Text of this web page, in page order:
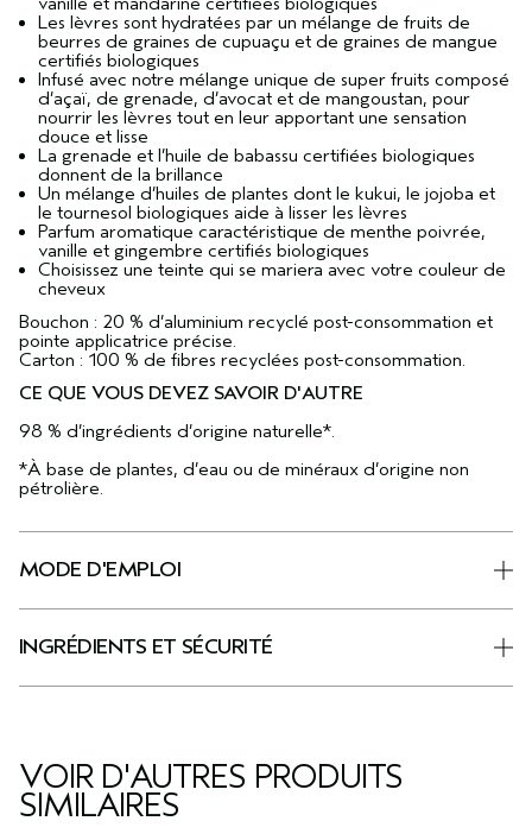
Les lèvres sont hydratées par un mélange de fruits de
beurres de graines de cupuaçu et de graines de mangue
certifiés biologiques
Infusé avec notre mélange unique de super fruits composé
d’açaï, de grenade, d’avocat et de mangoustan, pour
nourrir les lèvres tout en leur apportant une sensation
douce et lisse
La grenade et l’huile de babassu certifiées biologiques
donnent de la brillance
Un mélange d’huiles de plantes dont le kukui, le jojoba et
le tournesol biologiques aide à lisser les lèvres
Parfum aromatique caractéristique de menthe poivrée,
vanille et gingembre certifiés biologiques
Choisissez une teinte qui se mariera avec votre couleur de
cheveux
Bouchon : 20 % d’aluminium recyclé post-consommation et
pointe applicatrice précise.
Carton : 100 % de fibres recyclées post-consommation.
CE QUE VOUS DEVEZ SAVOIR D'AUTRE
98 % d’ingrédients d’origine naturelle*.
*À base de plantes, d’eau ou de minéraux d’origine non
pétrolière.
MODE D'EMPLOI
INGRÉDIENTS ET SÉCURITÉ
VOIR D'AUTRES PRODUITS
SIMILAIRES